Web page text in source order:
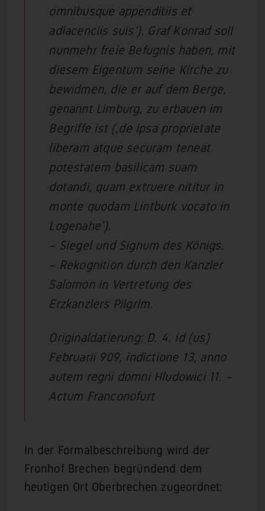
omnibusque appenditiis et
adiacenciis suis‘). Graf Konrad soll
nunmehr freie Befugnis haben, mit
diesem Eigentum seine Kirche zu
bewidmen, die er auf dem Berge,
genannt Limburg, zu erbauen im
Begriffe ist (‚de ipsa proprietate
liberam atque securam teneat
potestatem basilicam suam
dotandi, quam extruere nititur in
monte quodam Lintburk vocato in
Logenahe‘).
– Siegel und Signum des Königs.
– Rekognition durch den Kanzler
Salomon in Vertretung des
Erzkanzlers Pilgrim.
Originaldatierung: D. 4. id (us)
Februarii 909, indictione 13, anno
autem regni domni Hludowici 11. –
Actum Franconofurt
In der Formalbeschreibung wird der
Fronhof Brechen begründend dem
heutigen Ort Oberbrechen zugeordnet: